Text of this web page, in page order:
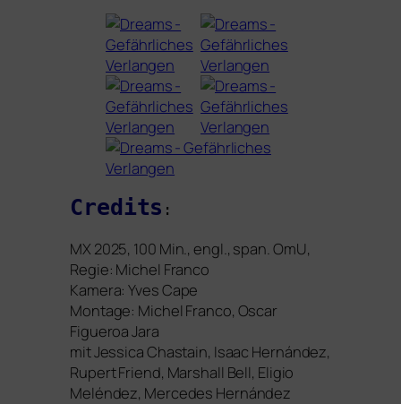
Credits :
MX 2025, 100 Min., engl., span. OmU,
Regie: Michel Franco
Kamera: Yves Cape
Montage: Michel Franco, Oscar
Figueroa Jara
mit Jessica Chastain, Isaac Hernández,
Rupert Friend, Marshall Bell, Eligio
Meléndez, Mercedes Hernández